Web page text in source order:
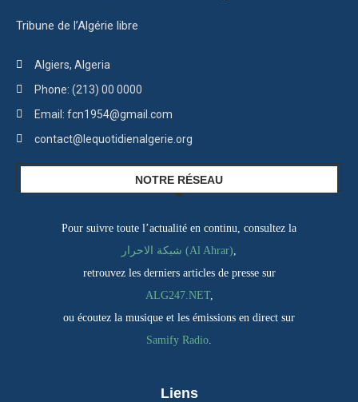
Tribune de l’Algérie libre
Algiers, Algeria
Phone: (213) 00 0000
Email: fcn1954@gmail.com
contact@lequotidienalgerie.org
NOTRE RÉSEAU
Pour suivre toute l’actualité en continu, consultez la
شبكة الاحرار (Al Ahrar)
retrouvez les derniers articles de presse sur
ALG247.NET,
ou écoutez la musique et les émissions en direct sur
Samify Radio
Liens